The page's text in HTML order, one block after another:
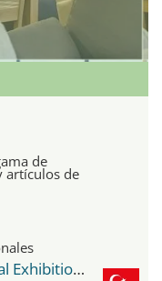
de
artículos de
Kayseri OSB-TUYAP International Exhibition and Congress Center